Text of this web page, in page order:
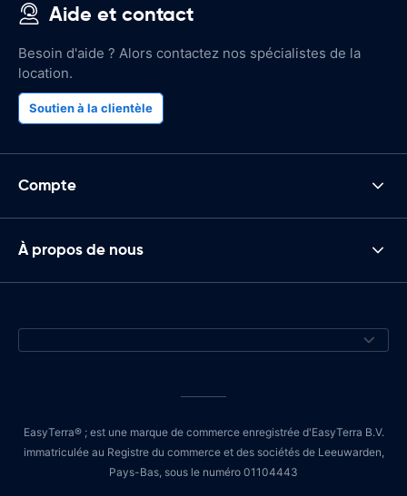
Aide et contact
Besoin d'aide ? Alors contactez nos spécialistes de la
location.
Soutien à la clientèle
Compte
À propos de nous
EasyTerra® ; est une marque de commerce enregistrée d'EasyTerra B.V.
immatriculée au Registre du commerce et des sociétés de Leeuwarden,
Pays-Bas, sous le numéro 01104443